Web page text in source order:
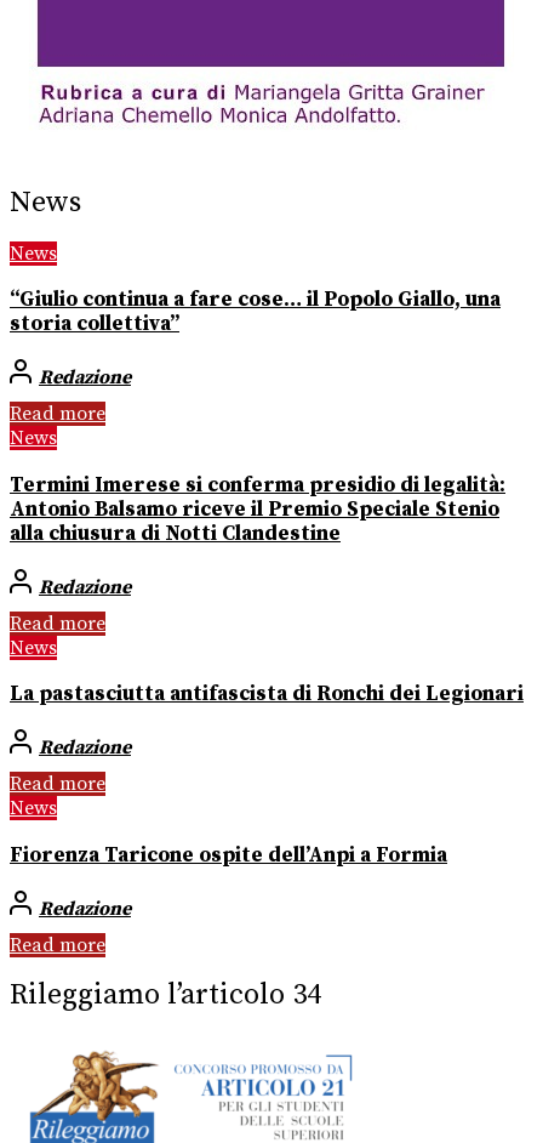
News
News
“Giulio continua a fare cose… il Popolo Giallo, una
storia collettiva”
Redazione
Read more
News
Termini Imerese si conferma presidio di legalità:
Antonio Balsamo riceve il Premio Speciale Stenio
alla chiusura di Notti Clandestine
Redazione
Read more
News
La pastasciutta antifascista di Ronchi dei Legionari
Redazione
Read more
News
Fiorenza Taricone ospite dell’Anpi a Formia
Redazione
Read more
Rileggiamo l’articolo 34